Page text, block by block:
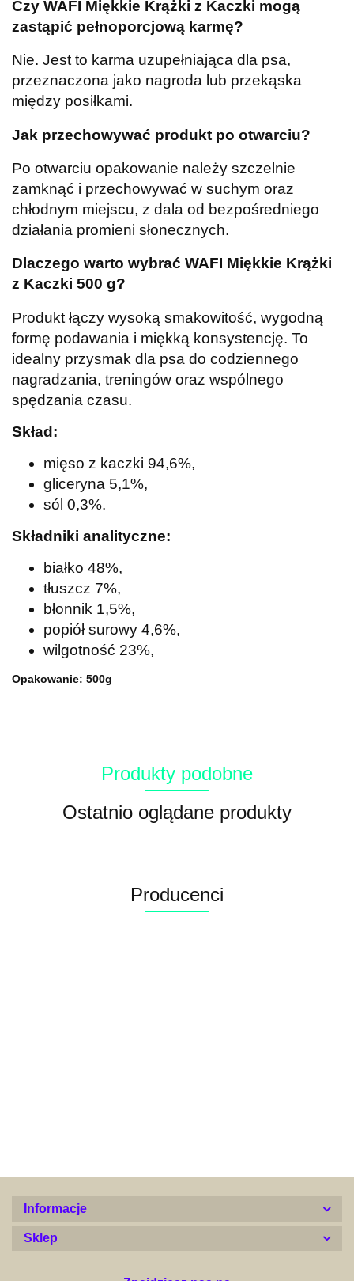
Czy WAFI Miękkie Krążki z Kaczki mogą
zastąpić pełnoporcjową karmę?
Nie. Jest to karma uzupełniająca dla psa,
przeznaczona jako nagroda lub przekąska
między posiłkami.
Jak przechowywać produkt po otwarciu?
Po otwarciu opakowanie należy szczelnie
zamknąć i przechowywać w suchym oraz
chłodnym miejscu, z dala od bezpośredniego
działania promieni słonecznych.
Dlaczego warto wybrać WAFI Miękkie Krążki
z Kaczki 500 g?
Produkt łączy wysoką smakowitość, wygodną
formę podawania i miękką konsystencję. To
idealny przysmak dla psa do codziennego
nagradzania, treningów oraz wspólnego
spędzania czasu.
Skład:
mięso z kaczki 94,6%,
gliceryna 5,1%,
sól 0,3%.
Składniki analityczne:
białko 48%,
tłuszcz 7%,
błonnik 1,5%,
popiół surowy 4,6%,
wilgotność 23%,
Opakowanie: 500g
Produkty podobne
Ostatnio oglądane produkty
Producenci
Informacje
Sklep